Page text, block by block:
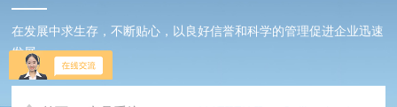
在发展中求生存，不断贴心，以良好信誉和科学的管理促进企业迅速
发展